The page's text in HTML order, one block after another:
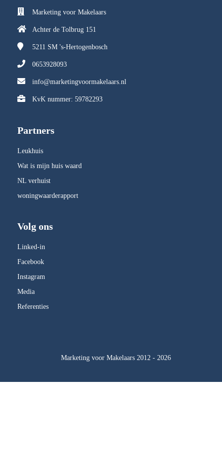
Marketing voor Makelaars
Achter de Tolbrug 151
5211 SM 's-Hertogenbosch
0653928093
info@marketingvoormakelaars.nl
KvK nummer: 59782293
Partners
Leukhuis
Wat is mijn huis waard
NL verhuist
woningwaarderapport
Volg ons
Linked-in
Facebook
Instagram
Media
Referenties
Marketing voor Makelaars 2012 - 2026